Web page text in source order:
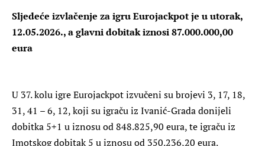
Sljedeće izvlačenje za igru Eurojackpot je u utorak,
12.05.2026., a glavni dobitak iznosi 87.000.000,00
eura
U 37. kolu igre Eurojackpot izvučeni su brojevi 3, 17, 18,
31, 41 – 6, 12, koji su igraču iz Ivanić-Grada donijeli
dobitka 5+1 u iznosu od 848.825,90 eura, te igraču iz
Imotskog dobitak 5 u iznosu od 350.236,20 eura.